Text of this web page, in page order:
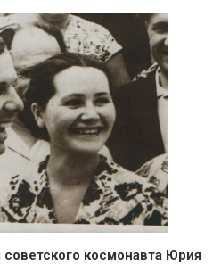
космонавта Юрия